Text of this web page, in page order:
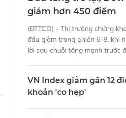
giảm hơn 450 điểm
(ĐTTCO) - Thị trường chứng
đầu giảm trong phiên 6-8, khi
lời sau chuỗi tăng mạnh trước
VN Index giảm gần 12
khoản 'co hẹp'